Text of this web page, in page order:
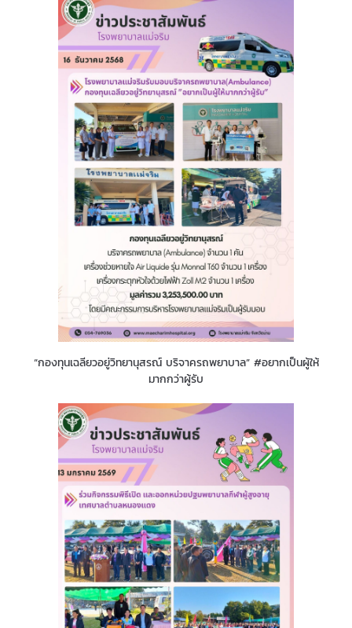
“กองทุนเฉลียวอยู่วิทยานุสรณ์ บริจาครถพยาบาล” #อยากเป็นผู้ให้
มากกว่าผู้รับ